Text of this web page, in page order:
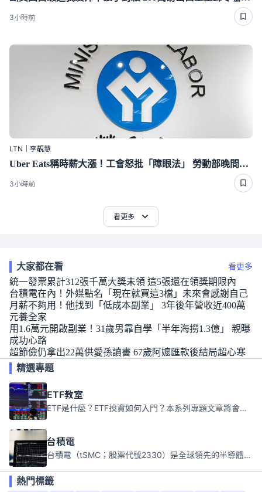
3小時前
LTN｜李靚慧
Uber Eats稱時薪大漲！工會怒批「障眼法」 勞動部晚間定調：確實違法
3小時前
看更多
大家都在看 看更多
統一發票累計312張千萬大獎未領 這5張還在領獎期限內
台積電在內！外媒點名「現在就買這3檔」未來會感謝自己
月薪不夠用！他找到「低成本副業」 3年後年營收近400萬
元養全家
用1.6萬元開啟副業！31歲男靠自學「半年海撈1.3億」 親曝
成功心路
超節儉仍拿出22萬供愛孫讀書 67歲阿嬤匯款後結局超心寒
精選專題
ETF教室
ETF是什麼？ETF投資如何入門？本系列專題文章將會告訴你新手必須知道的ETF基礎知識。
台積電
台積電（tSMC；股票代號2330）是全球領先的半導體代工公司，成立於1987年，總部位於台灣新竹。且已於美國、日本、德國及中國設廠，台積電是全球首家專業積體電路製造服務公司，也是全球最先進和最大規模的半導體代工廠。
熱門標籤